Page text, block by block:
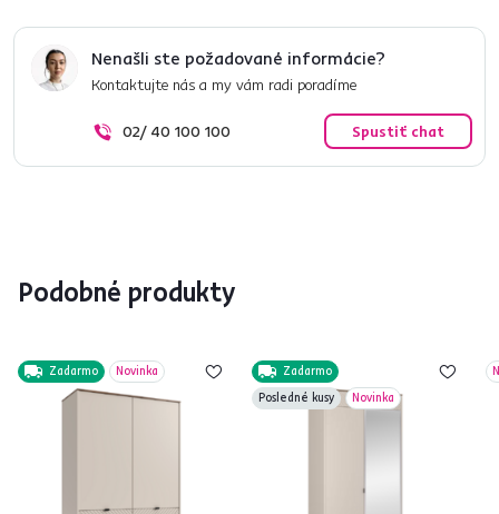
Nenašli ste požadované informácie?
Kontaktujte nás a my vám radi poradíme
02/ 40 100 100 Spustiť chat
Podobné produkty
Zadarmo Novinka
Zadarmo
Posledné kusy
Novinka